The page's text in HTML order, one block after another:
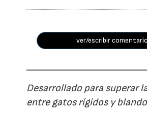
ver/escribir
Desarrollado para superar
entre gatos rígidos y